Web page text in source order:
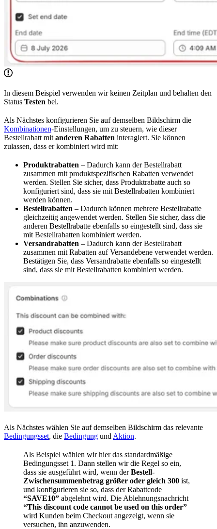
In diesem Beispiel verwenden wir keinen Zeitplan und behalten den
Status Testen bei.
Als Nächstes konfigurieren Sie auf demselben Bildschirm die
Kombinationen-Einstellungen, um zu steuern, wie dieser
Bestellrabatt mit anderen Rabatten interagiert. Sie können
zulassen, dass er kombiniert wird mit:
Produktrabatten – Dadurch kann der Bestellrabatt
zusammen mit produktspezifischen Rabatten verwendet
werden. Stellen Sie sicher, dass Produktrabatte auch so
konfiguriert sind, dass sie mit Bestellrabatten kombiniert
werden können.
Bestellrabatten – Dadurch können mehrere Bestellrabatte
gleichzeitig angewendet werden. Stellen Sie sicher, dass die
anderen Bestellrabatte ebenfalls so eingestellt sind, dass sie
mit Bestellrabatten kombiniert werden.
Versandrabatten – Dadurch kann der Bestellrabatt
zusammen mit Rabatten auf Versandebene verwendet werden.
Bestätigen Sie, dass Versandrabatte ebenfalls so eingestellt
sind, dass sie mit Bestellrabatten kombiniert werden.
Als Nächstes wählen Sie auf demselben Bildschirm das relevante
Bedingungsset, die Bedingung und Aktion.
Als Beispiel wählen wir hier das standardmäßige
Bedingungsset 1. Dann stellen wir die Regel so ein,
dass sie ausgeführt wird, wenn derBestell-
Zwischensummenbetrag größer oder gleich 300 ist,
und konfigurieren sie so, dass der Rabattcode
“SAVE10” abgelehnt wird. Die Ablehnungsnachricht
“This discount code cannot be used on this order”
wird Kunden beim Checkout angezeigt, wenn sie
versuchen, ihn anzuwenden.